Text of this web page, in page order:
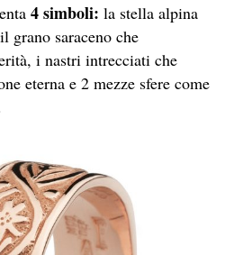
4 simboli: la stella alpina
grano saraceno che
i nastri intrecciati che
eterna e 2 mezze sfere come